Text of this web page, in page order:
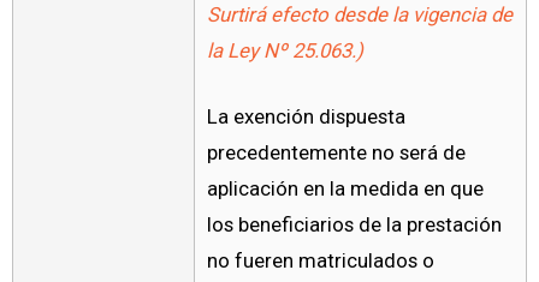
Surtirá efecto desde la vigencia de
la Ley Nº 25.063.)
La exención dispuesta
precedentemente no será de
aplicación en la medida en que
los beneficiarios de la prestación
no fueren matriculados o